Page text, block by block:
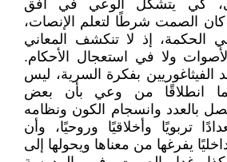
كي يتشكل الوعي في أفق
كان الصمت شرطًا لتعلم الإنصات،
الحكمة، إذ لا تنكشف المعاني
ولا في استعجال الأحكام.
بفكرة السرية، ليس
انطلاقًا من وعي بأن بعض
بالعدد وانسجام الكون ونظامه
تربويًا وأخلاقيًا وروحيًا، وأن
يفرغها من معناها ويحولها إلى